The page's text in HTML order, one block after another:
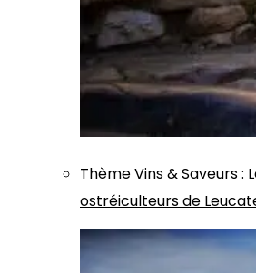
ThèmeVins & Saveurs:
ostréiculteurs de